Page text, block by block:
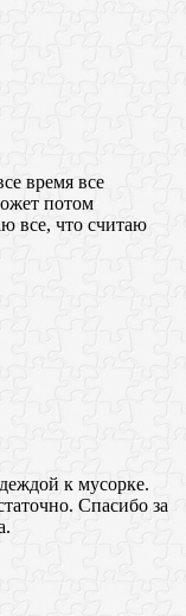
время все
потом
все, что считаю
к мусорке.
Спасибо за